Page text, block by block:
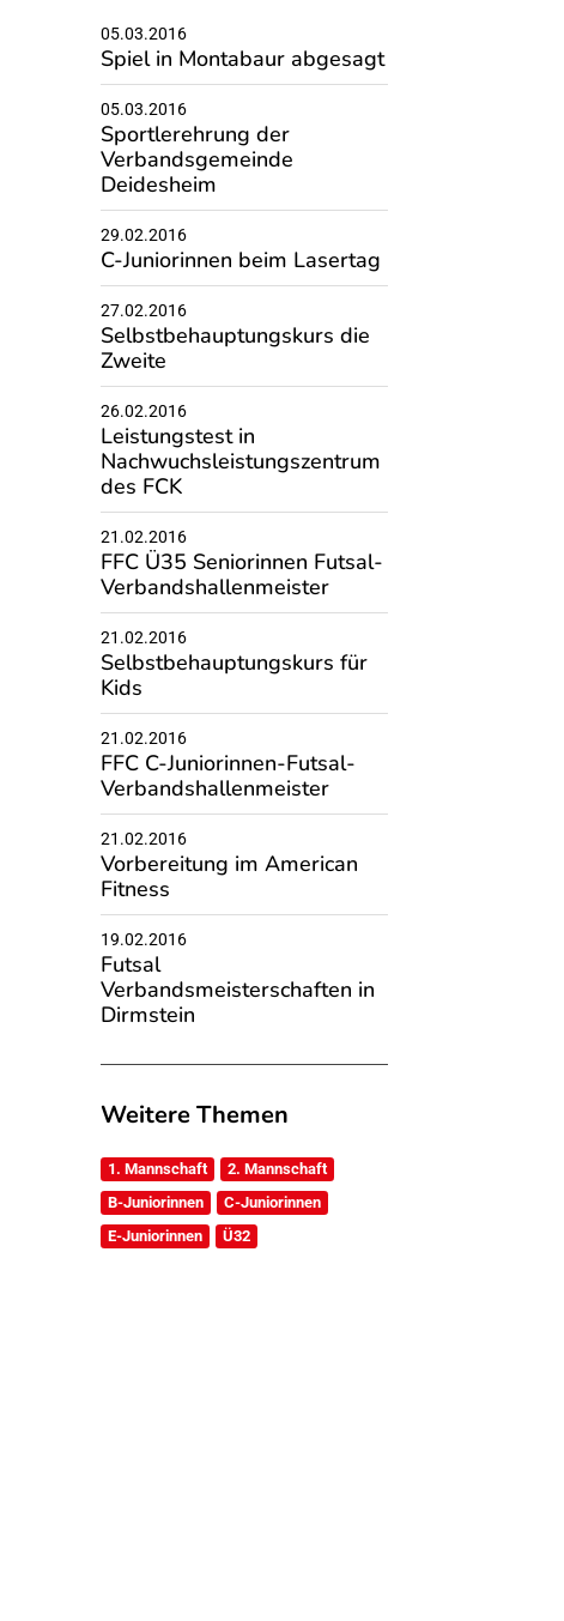
05.03.2016
Spiel in Montabaur abgesagt
05.03.2016
Sportlerehrung der
Verbandsgemeinde
Deidesheim
29.02.2016
C-Juniorinnen beim Lasertag
27.02.2016
Selbstbehauptungskurs die
Zweite
26.02.2016
Leistungstest in
Nachwuchsleistungszentrum
des FCK
21.02.2016
FFC Ü35 Seniorinnen Futsal-
Verbandshallenmeister
21.02.2016
Selbstbehauptungskurs für
Kids
21.02.2016
FFC C-Juniorinnen-Futsal-
Verbandshallenmeister
21.02.2016
Vorbereitung im American
Fitness
19.02.2016
Futsal
Verbandsmeisterschaften in
Dirmstein
Weitere Themen
1. Mannschaft
2. Mannschaft
B-Juniorinnen
C-Juniorinnen
E-Juniorinnen
Ü32